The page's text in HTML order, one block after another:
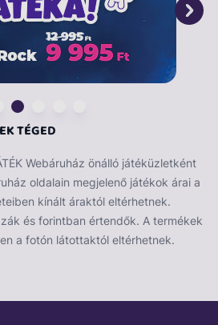
TÉGED
Webáruház önálló játéküzletként
oldalain megjelenő játékok árai a
kínált áraktól eltérhetnek.
és forintban értendők. A termékek
a fotón látottaktól eltérhetnek.